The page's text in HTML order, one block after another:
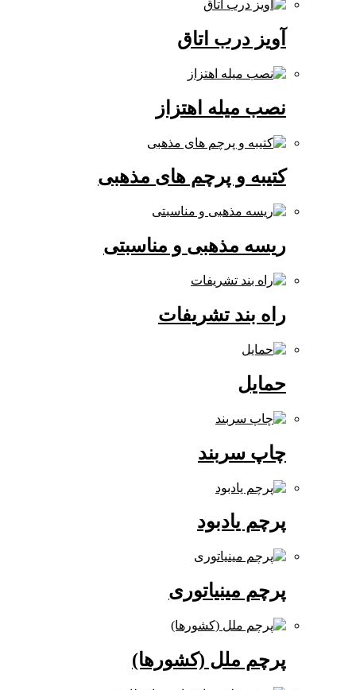
آویز درب اتاق
نصب میله اهتزاز
کتیبه و پرچم های مذهبی
ریسه مذهبی و مناسبتی
راه بند تشریفات
چاپ سربند
پرچم یادبود
پرچم مینیاتوری
پرچم ملل (کشورها)